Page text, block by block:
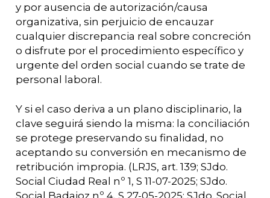
y por ausencia de autorización/causa
organizativa, sin perjuicio de encauzar
cualquier discrepancia real sobre concreción
o disfrute por el procedimiento específico y
urgente del orden social cuando se trate de
personal laboral.
Y si el caso deriva a un plano disciplinario, la
clave seguirá siendo la misma: la conciliación
se protege preservando su finalidad, no
aceptando su conversión en mecanismo de
retribución impropia. (LRJS, art. 139; SJdo.
Social Ciudad Real nº 1, S 11-07-2025; SJdo.